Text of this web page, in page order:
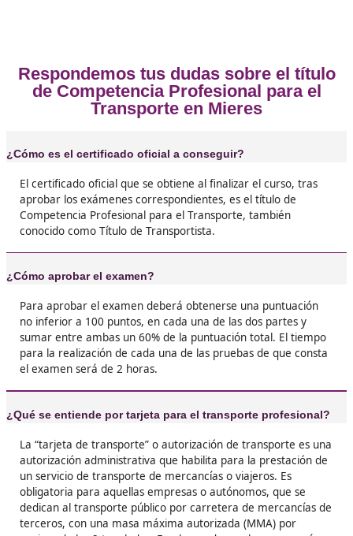
Profesional para el Transporte en
❝
Tú tranqui, el examen está duro, pero con un
constancia, se saca fácil. Además, estarás

Héctor, de Mieres
❝
Cuando saqué el título, mi jefe me lo
un papeleo es una inversión real.
  
José Javier, 43 años
❝ darle más futuro a mi furgoneta de reparto.
meses estaba todo listo… y ahora hasta
montar mi propia ruta.

Christian, de Toledo